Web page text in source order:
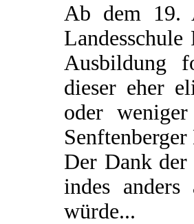
Ab dem 19.
Ausbildung
dieser eher
oder
Der Dank
indes
würde...